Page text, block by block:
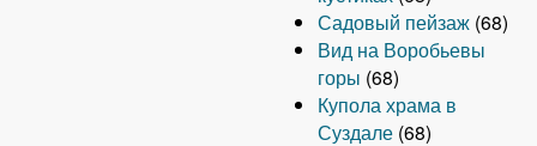
Садовый пейзаж (68)
Вид на Воробьевы
горы (68)
Купола храма в
Суздале (68)